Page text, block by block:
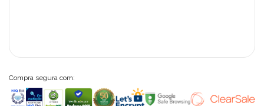
Compra segura com: